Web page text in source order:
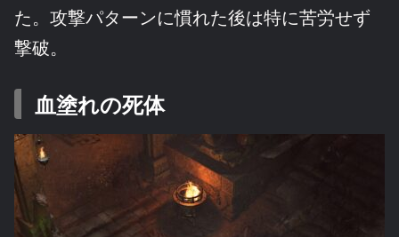
た。攻撃パターンに慣れた後は特に苦労せず
撃破。
血塗れの死体